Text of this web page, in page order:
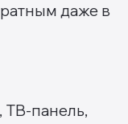
даже в
ТВ-панель,